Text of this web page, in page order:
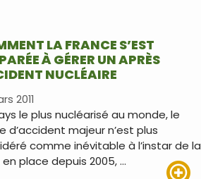
LA FRANCE S’EST
À GÉRER UN APRÈS
NUCLÉAIRE
2011
le plus nucléarisé au monde, le
d’accident majeur n’est plus
comme inévitable à l’instar de la
place depuis 2005, …